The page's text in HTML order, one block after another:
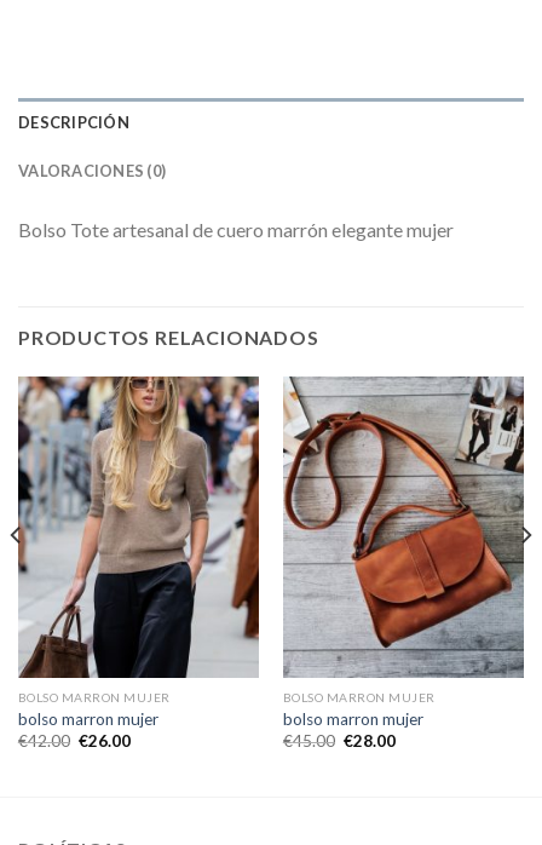
DESCRIPCIÓN
VALORACIONES (0)
Bolso Tote artesanal de cuero marrón elegante mujer
PRODUCTOS RELACIONADOS
BOLSO MARRON MUJER
bolso marron mujer
€42.00 €26.00
BOLSO MARRON MUJER
bolso marron mujer
€45.00 €28.00